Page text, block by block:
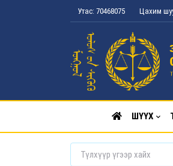
Утас: 70468075 Цахим
ШҮҮХ